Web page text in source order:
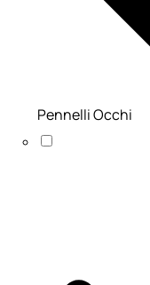
Pennelli Occhi